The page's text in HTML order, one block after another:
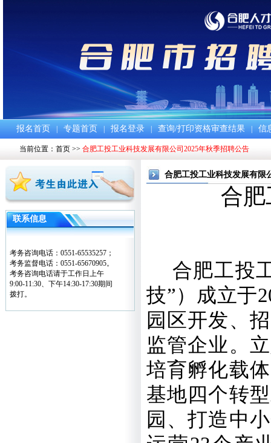
报名首页 专题首页 报名登录 查询/打印资格审查结果 信
当前位置： 首页 >> 合肥工投工业科技发展有限公司2025年秋季招聘公告
联系信息
考务咨询电话：0551-65535257；
考务监督电话：0551-65670905。
考务咨询电话请于工作日上午
9:00-11:30、下午14:30-17:30期间
拨打。
合肥工投工业科技发展有限
合肥
合肥工投
技”）成立于
园区开发、
监管企业。
培育孵化载
基地四个转
园、打造中